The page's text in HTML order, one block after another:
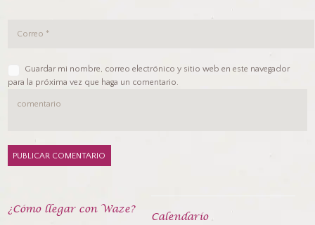
Guardar mi nombre, correo electrónico y sitio web en este navegador
para la próxima vez que haga un comentario.
¿Cómo llegar con Waze?
Calendarío